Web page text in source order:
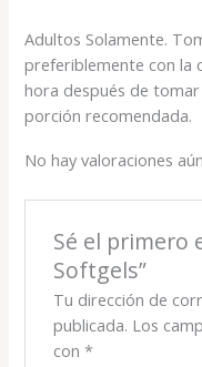
Adultos Solamente.
preferiblemente con la
hora después de
porción recomendada.
No hay valoraciones
Sé el primero
Softgels”
Tu dirección de
publicada. Los
con *